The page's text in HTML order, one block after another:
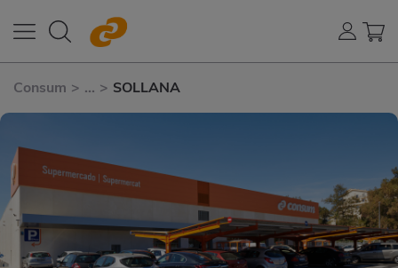
Consum > ... > SOLLANA